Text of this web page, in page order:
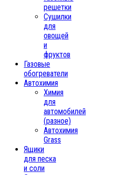
решетки
Сушилки
для
овощей
и
фруктов
Газовые
обогреватели
Автохимия
Химия
для
автомобилей
(разное)
Автохимия
Grass
Ящики
для песка
и соли